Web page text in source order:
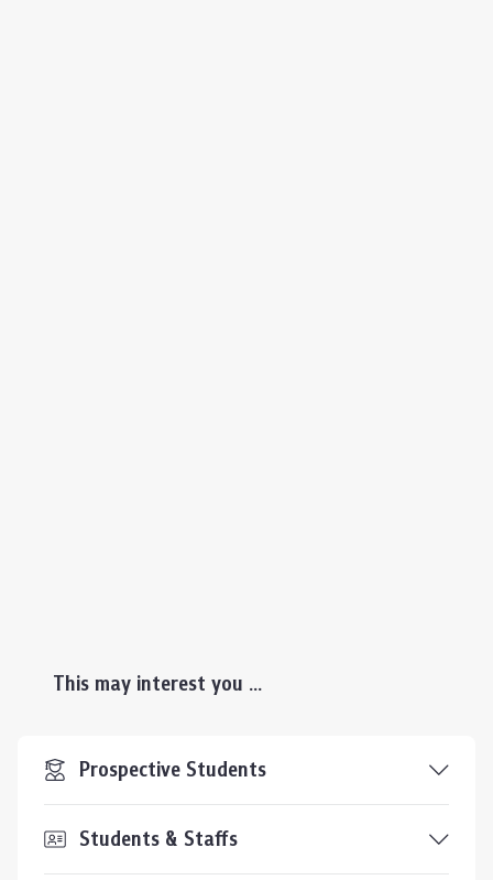
This may interest you ...
Prospective Students
Students & Staffs